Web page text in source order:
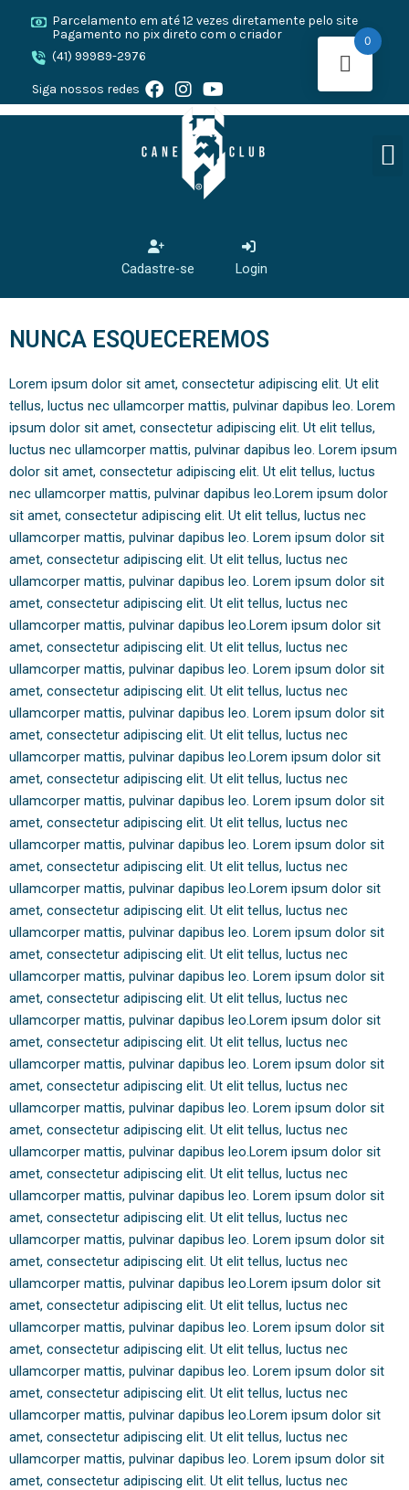
Parcelamento em até 12 vezes diretamente pelo site
Pagamento no pix direto com o criador
(41) 99989-2976
Siga nossos redes
F
a
c
b
I
n
s
g
Y
o
u
t
u
b
e
Cadastre-se Login
NUNCA ESQUECEREMOS
Lorem ipsum dolor sit amet, consectetur adipiscing elit. Ut elit
tellus, luctus nec ullamcorper mattis, pulvinar dapibus leo. Lorem
ipsum dolor sit amet, consectetur adipiscing elit. Ut elit tellus,
luctus nec ullamcorper mattis, pulvinar dapibus leo. Lorem ipsum
dolor sit amet, consectetur adipiscing elit. Ut elit tellus, luctus
nec ullamcorper mattis, pulvinar dapibus leo.Lorem ipsum dolor
sit amet, consectetur adipiscing elit. Ut elit tellus, luctus nec
ullamcorper mattis, pulvinar dapibus leo. Lorem ipsum dolor sit
amet, consectetur adipiscing elit. Ut elit tellus, luctus nec
ullamcorper mattis, pulvinar dapibus leo. Lorem ipsum dolor sit
amet, consectetur adipiscing elit. Ut elit tellus, luctus nec
ullamcorper mattis, pulvinar dapibus leo.Lorem ipsum dolor sit
amet, consectetur adipiscing elit. Ut elit tellus, luctus nec
ullamcorper mattis, pulvinar dapibus leo. Lorem ipsum dolor sit
amet, consectetur adipiscing elit. Ut elit tellus, luctus nec
ullamcorper mattis, pulvinar dapibus leo. Lorem ipsum dolor sit
amet, consectetur adipiscing elit. Ut elit tellus, luctus nec
ullamcorper mattis, pulvinar dapibus leo.Lorem ipsum dolor sit
amet, consectetur adipiscing elit. Ut elit tellus, luctus nec
ullamcorper mattis, pulvinar dapibus leo. Lorem ipsum dolor sit
amet, consectetur adipiscing elit. Ut elit tellus, luctus nec
ullamcorper mattis, pulvinar dapibus leo. Lorem ipsum dolor sit
amet, consectetur adipiscing elit. Ut elit tellus, luctus nec
ullamcorper mattis, pulvinar dapibus leo.Lorem ipsum dolor sit
amet, consectetur adipiscing elit. Ut elit tellus, luctus nec
ullamcorper mattis, pulvinar dapibus leo. Lorem ipsum dolor sit
amet, consectetur adipiscing elit. Ut elit tellus, luctus nec
ullamcorper mattis, pulvinar dapibus leo. Lorem ipsum dolor sit
amet, consectetur adipiscing elit. Ut elit tellus, luctus nec
ullamcorper mattis, pulvinar dapibus leo.Lorem ipsum dolor sit
amet, consectetur adipiscing elit. Ut elit tellus, luctus nec
ullamcorper mattis, pulvinar dapibus leo. Lorem ipsum dolor sit
amet, consectetur adipiscing elit. Ut elit tellus, luctus nec
ullamcorper mattis, pulvinar dapibus leo. Lorem ipsum dolor sit
amet, consectetur adipiscing elit. Ut elit tellus, luctus nec
ullamcorper mattis, pulvinar dapibus leo.Lorem ipsum dolor sit
amet, consectetur adipiscing elit. Ut elit tellus, luctus nec
ullamcorper mattis, pulvinar dapibus leo. Lorem ipsum dolor sit
amet, consectetur adipiscing elit. Ut elit tellus, luctus nec
ullamcorper mattis, pulvinar dapibus leo. Lorem ipsum dolor sit
amet, consectetur adipiscing elit. Ut elit tellus, luctus nec
ullamcorper mattis, pulvinar dapibus leo.Lorem ipsum dolor sit
amet, consectetur adipiscing elit. Ut elit tellus, luctus nec
ullamcorper mattis, pulvinar dapibus leo. Lorem ipsum dolor sit
amet, consectetur adipiscing elit. Ut elit tellus, luctus nec
ullamcorper mattis, pulvinar dapibus leo. Lorem ipsum dolor sit
amet, consectetur adipiscing elit. Ut elit tellus, luctus nec
ullamcorper mattis, pulvinar dapibus leo.Lorem ipsum dolor sit
amet, consectetur adipiscing elit. Ut elit tellus, luctus nec
ullamcorper mattis, pulvinar dapibus leo. Lorem ipsum dolor sit
amet, consectetur adipiscing elit. Ut elit tellus, luctus nec
0